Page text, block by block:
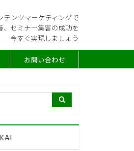
テンツマーケティングで
、セミナー集客の成功を
今すぐ実現しましょう
お問い合わせ